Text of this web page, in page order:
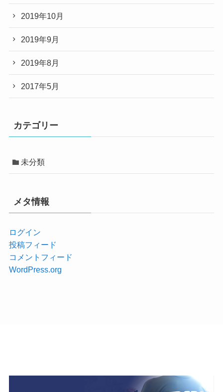
2019年10月
2019年9月
2019年8月
2017年5月
カテゴリー
未分類
メタ情報
ログイン
投稿フィード
コメントフィード
WordPress.org